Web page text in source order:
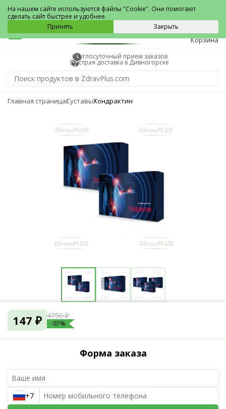
Дивногорск
0
Корзина
Круглосуточный прием заказов
Быстрая доставка в Дивногорске
Главная страницаСуставыХондрактин
147 ₽ 4790 ₽
-97%
Форма заказа
+7
На нашем сайте используются файлы "Cookie". Они помогают
сделать сайт быстрее и удобнее.
Принять
Закрыть